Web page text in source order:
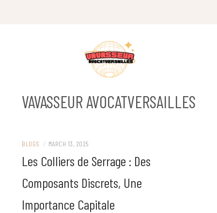
VAVASSEUR AVOCATVERSAILLES
BLOGS / MARCH 13, 2025
Les Colliers de Serrage : Des
Composants Discrets, Une
Importance Capitale